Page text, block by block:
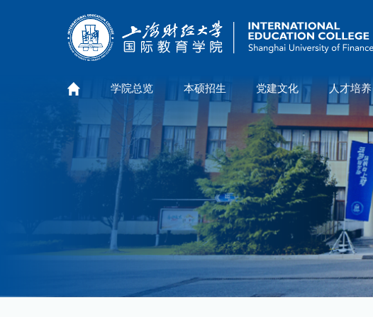
学院总览 本硕招生 党建文化 人才培养